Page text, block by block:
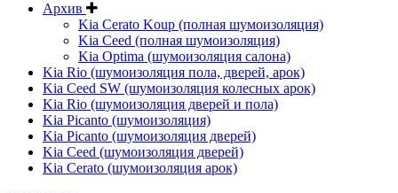
Архив
Kia Cerato Koup (полная шумоизоляция)
Kia Ceed (полная шумоизоляция)
Kia Optima (шумоизоляция салона)
Kia Rio (шумоизоляция пола, дверей, арок)
Kia Ceed SW (шумоизоляция колесных арок)
Kia Rio (шумоизоляция дверей и пола)
Kia Picanto (шумоизоляция)
Kia Picanto (шумоизоляция дверей)
Kia Ceed (шумоизоляция дверей)
Kia Cerato (шумоизоляция арок)